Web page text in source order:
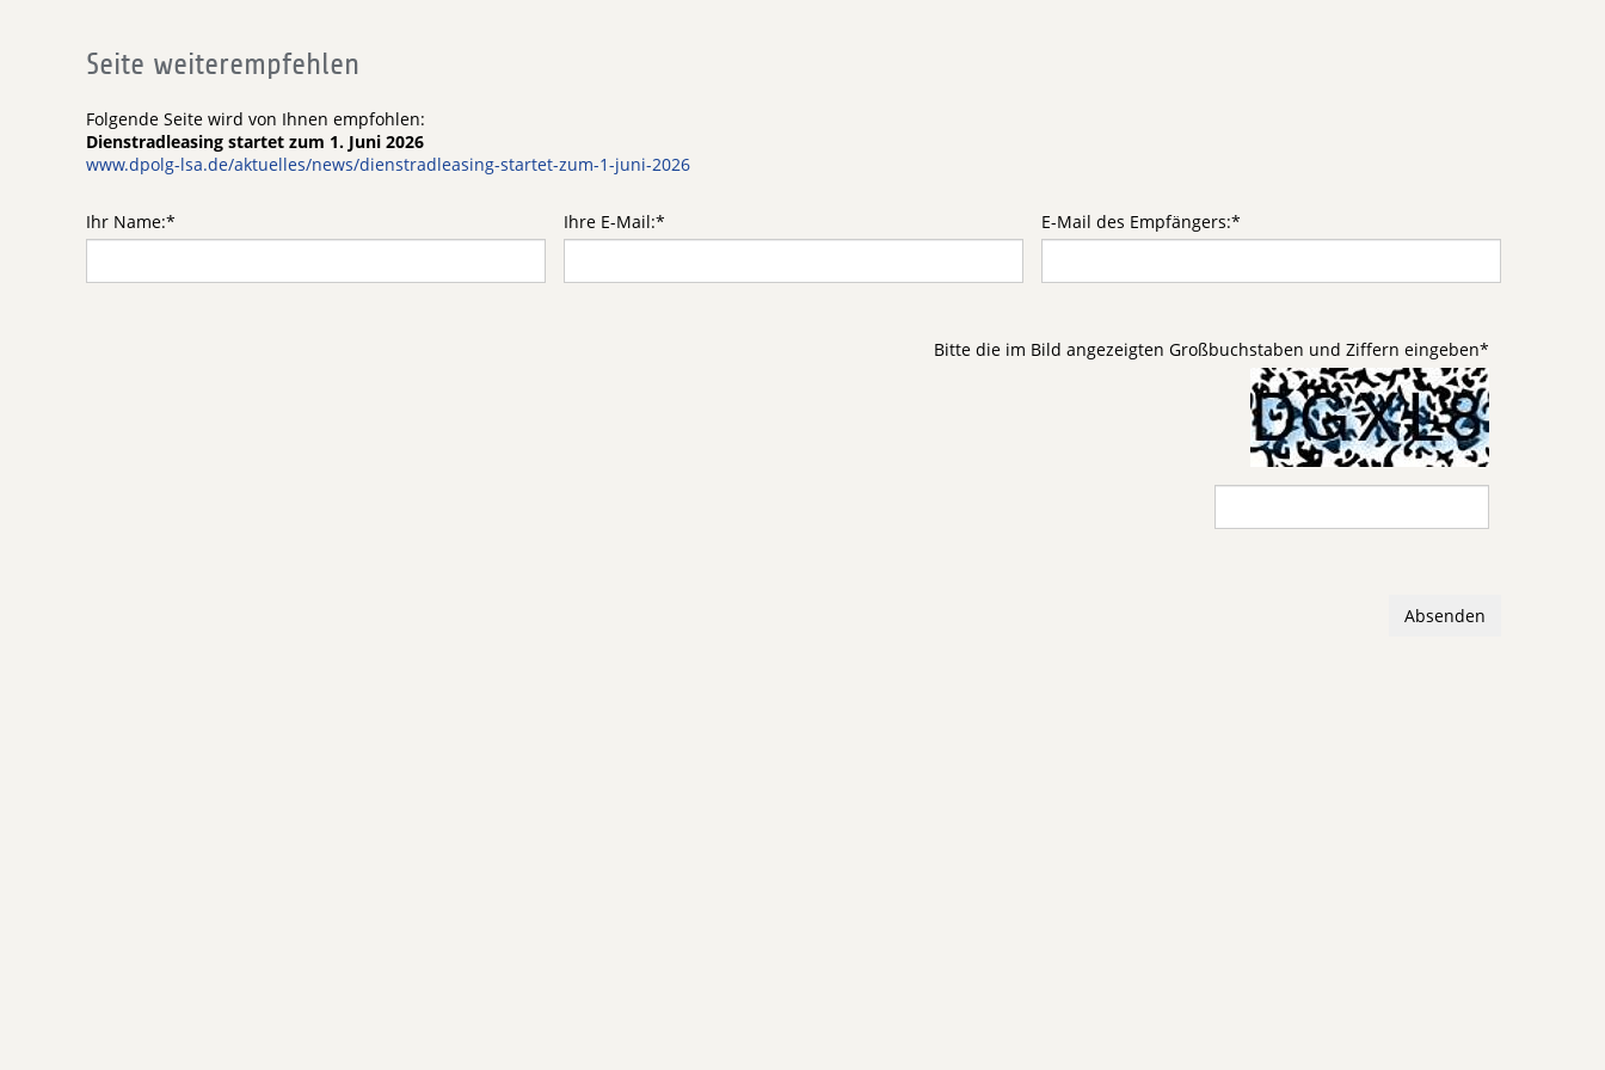
Seite weiterempfehlen
Folgende Seite wird von Ihnen empfohlen:
Dienstradleasing startet zum 1. Juni 2026
www.dpolg-lsa.de/aktuelles/news/dienstradleasing-startet-zum-1-juni-2026
Ihr Name:* Ihre E-Mail:* E-Mail des Empfängers:*
Bitte die im Bild angezeigten Großbuchstaben und Ziffern eingeben*
Absenden